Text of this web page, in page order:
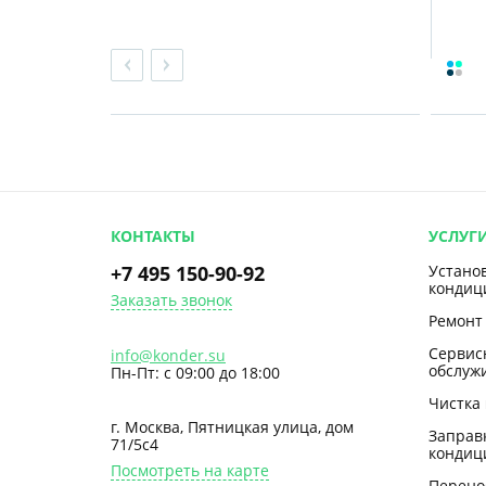
КОНТАКТЫ
+7 495 150-90-92
Заказать звонок
info@konder.su
Пн-Пт: с 09:00 до 18:00
г. Москва, Пятницкая улица, дом
71/5с4
Посмотреть на карте